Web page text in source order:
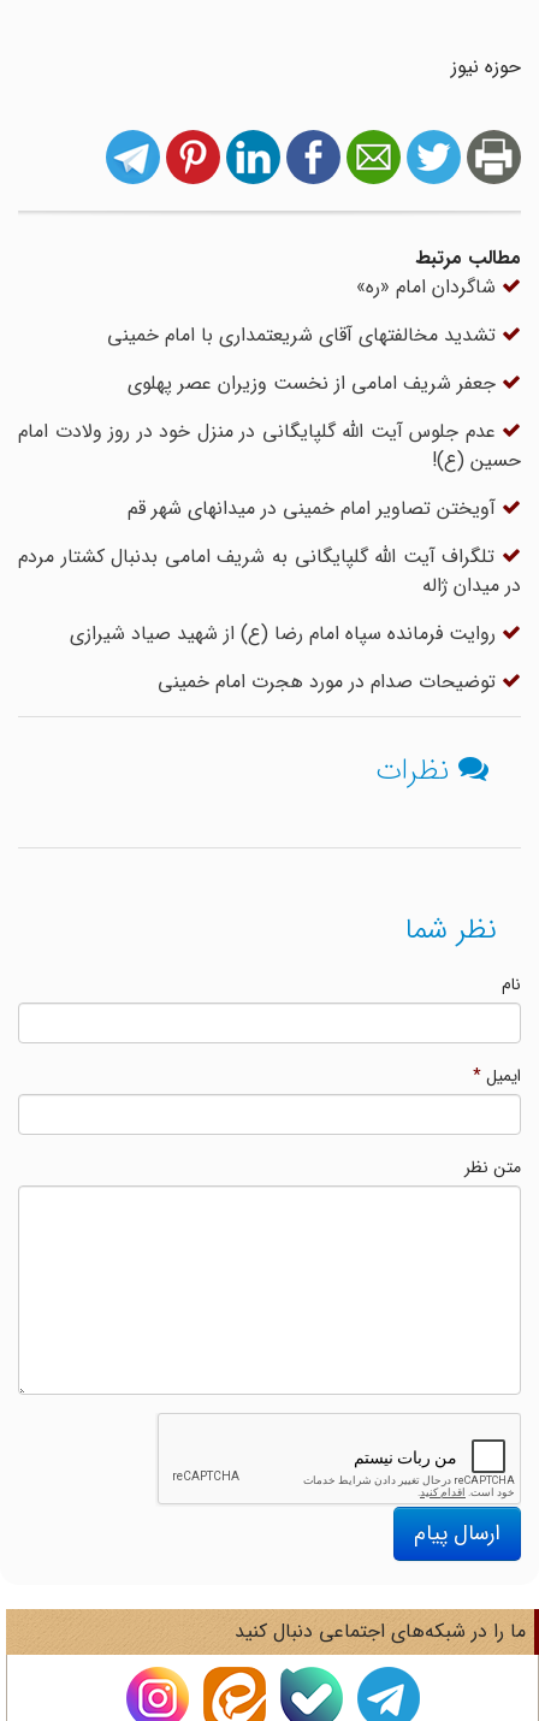
حوزه نیوز
مطالب مرتبط
شاگردان امام «ره»
تشدید مخالفتهای آقای شریعتمداری با امام خمینی
جعفر شریف امامی از نخست وزیران عصر پهلوی
عدم جلوس آیت الله گلپایگانی در منزل خود در روز ولادت امام
حسین (ع)!
آویختن تصاویر امام خمینی در میدانهای شهر قم
تلگراف آیت الله گلپایگانی به شریف امامی بدنبال کشتار مردم
در میدان ژاله
روایت فرمانده سپاه امام رضا (ع) از شهید صیاد شیرازی
توضیحات صدام در مورد هجرت امام خمینی
نظرات
نظر شما
ایمیل*
متن نظر
ارسال پیام
را در شبکه‌های اجتماعی دنبال کنید